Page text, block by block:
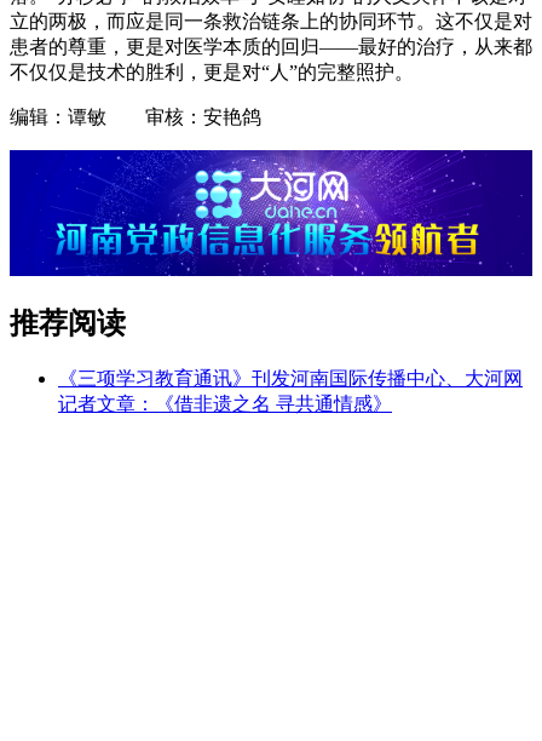
立的两极，而应是同一条救治链条上的协同环节。这不仅是对
患者的尊重，更是对医学本质的回归——最好的治疗，从来都
不仅仅是技术的胜利，更是对“人”的完整照护。
编辑：谭敏 审核：安艳鸽
推荐阅读
《三项学习教育通讯》刊发河南国际传播中心、大河网
记者文章：《借非遗之名 寻共通情感》